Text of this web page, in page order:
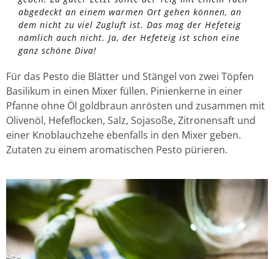
abgedeckt an einem warmen Ort gehen können, an
dem nicht zu viel Zugluft ist. Das mag der Hefeteig
nämlich auch nicht. Ja, der Hefeteig ist schon eine
ganz schöne Diva!
Für das Pesto die Blätter und Stängel von zwei Töpfen
Basilikum in einen Mixer füllen. Pinienkerne in einer
Pfanne ohne Öl goldbraun anrösten und zusammen mit
Olivenöl, Hefeflocken, Salz, Sojasoße, Zitronensaft und
einer Knoblauchzehe ebenfalls in den Mixer geben.
Zutaten zu einem aromatischen Pesto pürieren.